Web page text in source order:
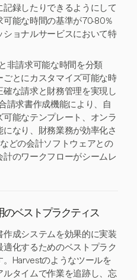
録したりできるようにして
能な時間の基準が70-80％
ョナルサービスにおいて特
非請求可能な時間を分類
ごとにカスタマイズ可能な時
な請求と財務管理を実現し
請求書作成機能により、自
能なテンプレート、オンラ
なり、財務業務が効率化さ
どの会計ソフトウェアとの
のワークフローがシームレ
のベストプラクティス
成システムを効果的に実装
化するためのベストプラク
Harvestのようなツールを
タイムで作業を追跡し、忘